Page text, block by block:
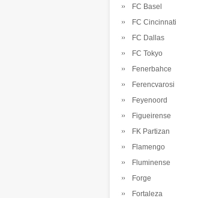
FC Basel
FC Cincinnati
FC Dallas
FC Tokyo
Fenerbahce
Ferencvarosi
Feyenoord
Figueirense
FK Partizan
Flamengo
Fluminense
Forge
Fortaleza